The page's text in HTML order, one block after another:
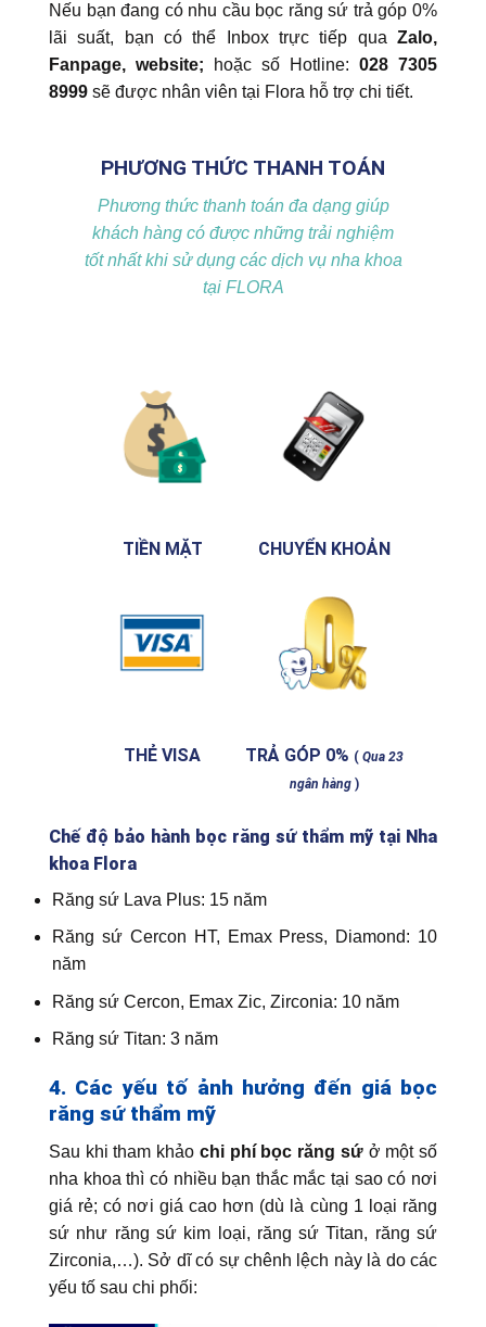
Nếu bạn đang có nhu cầu bọc răng sứ trả góp 0%
lãi suất, bạn có thể Inbox trực tiếp qua Zalo,
Fanpage, website; hoặc số Hotline: 028 7305
8999 sẽ được nhân viên tại Flora hỗ trợ chi tiết.
PHƯƠNG THỨC THANH TOÁN
Phương thức thanh toán đa dạng giúp
khách hàng có được những trải nghiệm
tốt nhất khi sử dụng các dịch vụ nha khoa
tại FLORA
TIỀN MẶT CHUYỂN KHOẢN
THẺ VISA TRẢ GÓP 0% ( Qua 23
ngân hàng)
Chế độ bảo hành bọc răng sứ thẩm mỹ tại Nha
khoa Flora
Răng sứ Lava Plus: 15 năm
Răng sứ Cercon HT, Emax Press, Diamond: 10
năm
Răng sứ Cercon, Emax Zic, Zirconia: 10 năm
Răng sứ Titan: 3 năm
4. Các yếu tố ảnh hưởng đến giá bọc
răng sứ thẩm mỹ
Sau khi tham khảo chi phí bọc răng sứở một số
nha khoa thì có nhiều bạn thắc mắc tại sao có nơi
giá rẻ; có nơi giá cao hơn (dù là cùng 1 loại răng
sứ như răng sứ kim loại, răng sứ Titan, răng sứ
Zirconia,…). Sở dĩ có sự chênh lệch này là do các
yếu tố sau chi phối: